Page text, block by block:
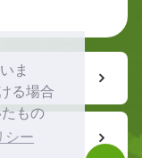
ま
る場合
もの
シー